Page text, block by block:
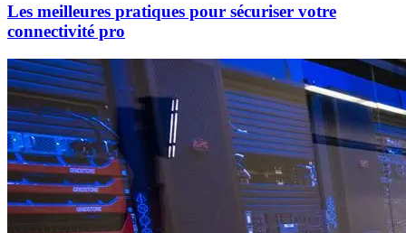
Les meilleures pratiques pour sécuriser votre
connectivité pro